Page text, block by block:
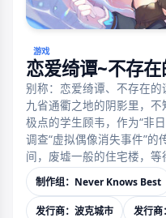
游戏
恋爱绮谭~不存
别称：恋爱绮谭、不存在的
九省通衢之地的阴影里，
极点的学生顾韦，作为“非
调查“虚拟偶像消失事件”
间，废墟一般的住宅楼，
制作组：Never Knows Best
发行商：波克城市 发行